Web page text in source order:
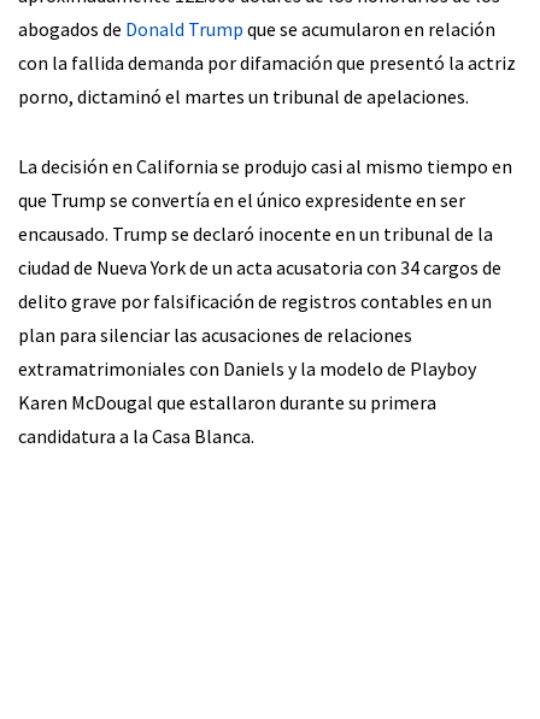
abogados de Donald Trump que se acumularon en relación
con la fallida demanda por difamación que presentó la actriz
porno, dictaminó el martes un tribunal de apelaciones.
La decisión en California se produjo casi al mismo tiempo en
que Trump se convertía en el único expresidente en ser
encausado. Trump se declaró inocente en un tribunal de la
ciudad de Nueva York de un acta acusatoria con 34 cargos de
delito grave por falsificación de registros contables en un
plan para silenciar las acusaciones de relaciones
extramatrimoniales con Daniels y la modelo de Playboy
Karen McDougal que estallaron durante su primera
candidatura a la Casa Blanca.